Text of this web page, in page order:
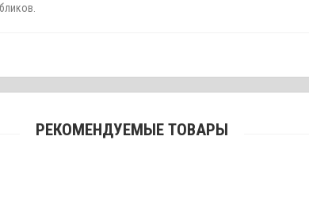
РЕКОМЕНДУЕМЫЕ ТОВАРЫ